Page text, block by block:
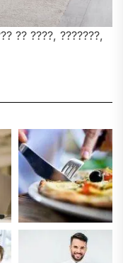
?? ????, ???????,